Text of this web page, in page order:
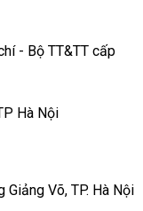
- Bộ TT&TT cấp
Hà Nội
Võ, TP. Hà Nội